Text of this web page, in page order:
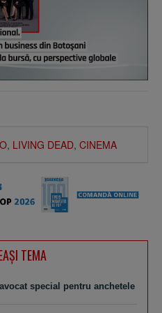
, LIVING DEAD, CINEMA
TEMA
special pentru anchetele